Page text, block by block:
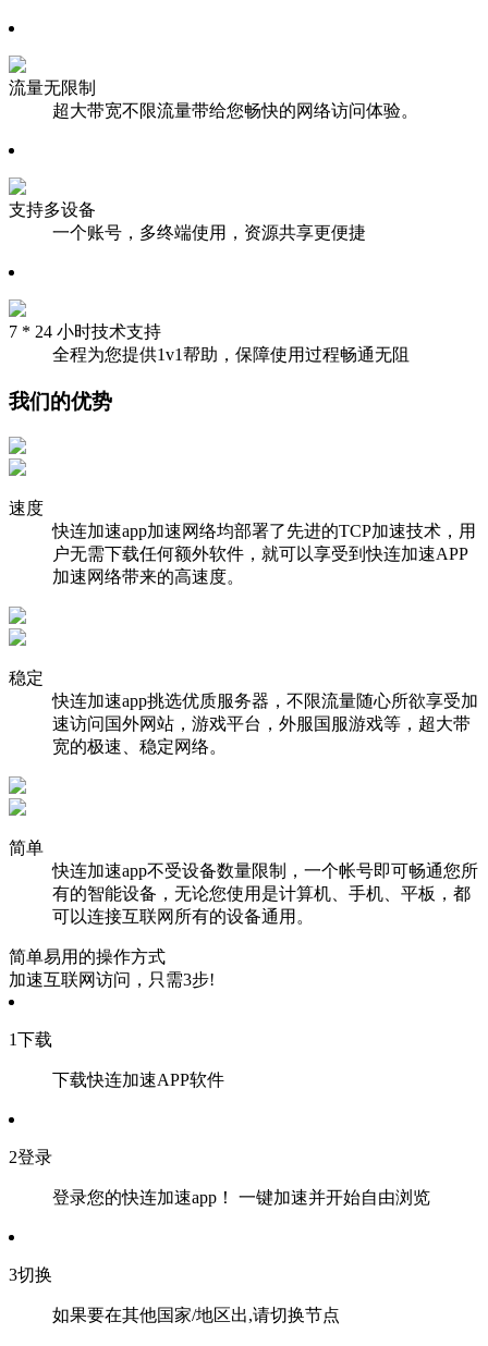
流量无限制
超大带宽不限流量带给您畅快的网络访问体验。
支持多设备
一个账号，多终端使用，资源共享更便捷
7 * 24 小时技术支持
全程为您提供1v1帮助，保障使用过程畅通无阻
我们的优势
速度
快连加速app加速网络均部署了先进的TCP加速技术，用
户无需下载任何额外软件，就可以享受到快连加速APP
加速网络带来的高速度。
稳定
快连加速app挑选优质服务器，不限流量随心所欲享受加
速访问国外网站，游戏平台，外服国服游戏等，超大带
宽的极速、稳定网络。
简单
快连加速app不受设备数量限制，一个帐号即可畅通您所
有的智能设备，无论您使用是计算机、手机、平板，都
可以连接互联网所有的设备通用。
简单易用的操作方式
加速互联网访问，只需3步!
1下载
下载快连加速APP软件
2登录
登录您的快连加速app！ 一键加速并开始自由浏览
3切换
如果要在其他国家/地区出,请切换节点